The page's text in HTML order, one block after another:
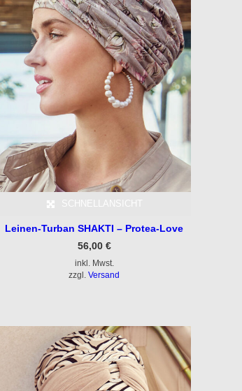
SCHNELLANSICHT
Leinen-Turban SHAKTI – Protea-Love
56,00 €
inkl. Mwst.
zzgl.Versand